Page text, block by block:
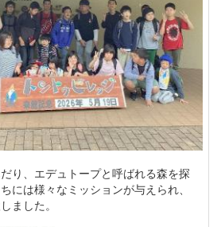
り、エデュトープと呼ばれる森を探
には様々なミッションが与えられ、
ました。